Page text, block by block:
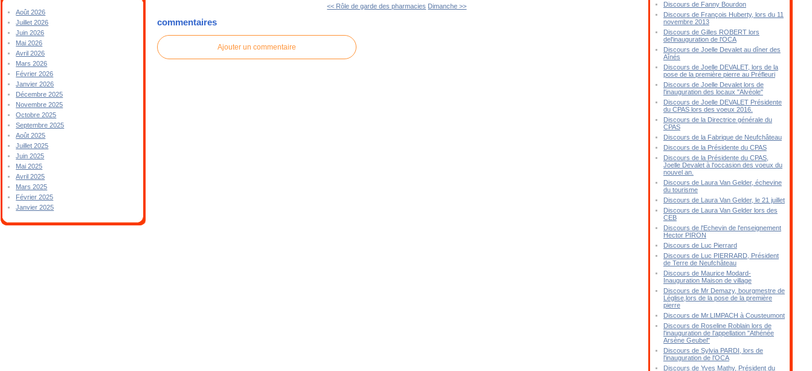
Août 2026
Juillet 2026
Juin 2026
Mai 2026
Avril 2026
Mars 2026
Février 2026
Janvier 2026
Décembre 2025
Novembre 2025
Octobre 2025
Septembre 2025
Août 2025
Juillet 2025
Juin 2025
Mai 2025
Avril 2025
Mars 2025
Février 2025
Janvier 2025
<< Rôle de garde des pharmacies Dimanche >>
commentaires
Ajouter un commentaire
Discours de Fanny Bourdon
Discours de François Huberty, lors du 11
novembre 2013
Discours de Gilles ROBERT lors
del'inauguration de l'OCA
Discours de Joelle Devalet au dîner des
Aînés
Discours de Joelle DEVALET, lors de la
pose de la première pierre au Préfleuri
Discours de Joelle Devalet lors de
l'inauguration des locaux "Alvéole"
Discours de Joelle DEVALET Présidente
du CPAS lors des voeux 2016.
Discours de la Directrice générale du
CPAS
Discours de la Fabrique de Neufchâteau
Discours de la Présidente du CPAS
Discours de la Présidente du CPAS,
Joelle Devalet à l'occasion des voeux du
nouvel an.
Discours de Laura Van Gelder, échevine
du tourisme
Discours de Laura Van Gelder, le 21 juillet
Discours de Laura Van Gelder lors des
CEB
Discours de l'Echevin de l'enseignement
Hector PIRON
Discours de Luc Pierrard
Discours de Luc PIERRARD, Président
de Terre de Neufchâteau
Discours de Maurice Modard-
Inauguration Maison de village
Discours de Mr Demazy, bourgmestre de
Léglise,lors de la pose de la première
pierre
Discours de Mr.LIMPACH à Cousteumont
Discours de Roseline Roblain lors de
l'inauguration de l'appellation "Athénée
Arsène Geubel"
Discours de Sylvia PARDI, lors de
l'inauguration de l'OCA
Discours de Yves Mathy, Président du